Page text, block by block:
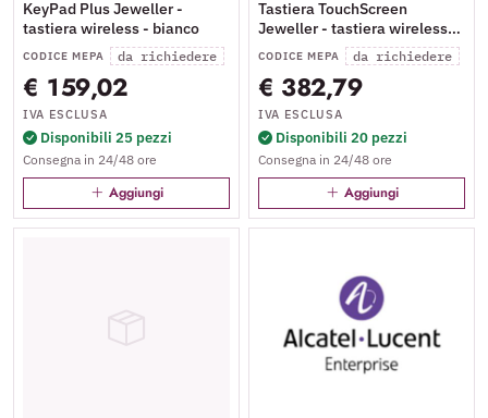
KeyPad Plus Jeweller -
tastiera wireless - bianco
CODICE MEPA da richiedere
€ 159,02
IVA ESCLUSA
Disponibili 25 pezzi
Consegna in 24/48 ore
Aggiungi
Tastiera TouchScreen
Jeweller - tastiera wireless
con schermo touch - nera
CODICE MEPA da richiedere
€ 382,79
IVA ESCLUSA
Disponibili 20 pezzi
Consegna in 24/48 ore
Aggiungi